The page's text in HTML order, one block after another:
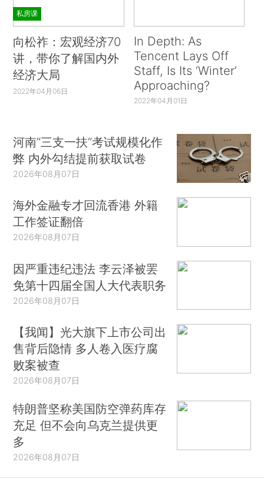
私房课
向松祚：宏观经济70
讲，带你了解国内外
经济大局
2022年04月06日
In Depth: As
Tencent Lays Off
Staff, Is Its ‘Winter’
Approaching?
2022年04月01日
河南“三支一扶”考试规模化作
弊 内外勾结提前获取试卷
2026年08月07日
海外金融专才回流香港 外籍
工作签证翻倍
2026年08月07日
因严重违纪违法 李云泽被罢
免第十四届全国人大代表职务
2026年08月07日
【我闻】光大旗下上市公司出
售背后隐情 多人卷入医疗腐
败案被查
2026年08月07日
特朗普坚称美国防空弹药库存
充足 但不会向乌克兰提供更
多
2026年08月07日